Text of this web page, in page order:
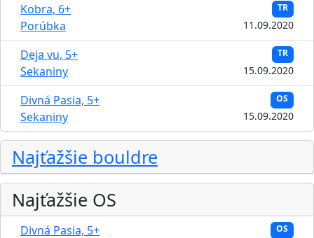
Kobra, 6+ TR
Porúbka 11.09.2020
Deja vu, 5+ TR
Sekaniny 15.09.2020
Divná Pasia, 5+ OS
Sekaniny 15.09.2020
Najťažšie bouldre
Najťažšie OS
Divná Pasia, 5+ OS